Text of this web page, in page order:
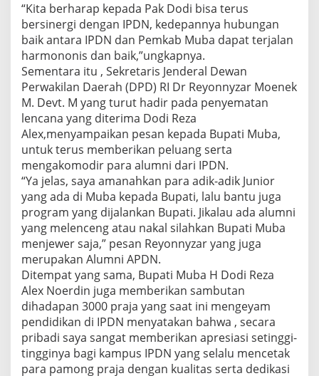
“Kita berharap kepada Pak Dodi bisa terus
bersinergi dengan IPDN, kedepannya hubungan
baik antara IPDN dan Pemkab Muba dapat terjalan
harmononis dan baik,”ungkapnya.
Sementara itu , Sekretaris Jenderal Dewan
Perwakilan Daerah (DPD) RI Dr Reyonnyzar Moenek
M. Devt. M yang turut hadir pada penyematan
lencana yang diterima Dodi Reza
Alex,menyampaikan pesan kepada Bupati Muba,
untuk terus memberikan peluang serta
mengakomodir para alumni dari IPDN.
“Ya jelas, saya amanahkan para adik-adik Junior
yang ada di Muba kepada Bupati, lalu bantu juga
program yang dijalankan Bupati. Jikalau ada alumni
yang melenceng atau nakal silahkan Bupati Muba
menjewer saja,” pesan Reyonnyzar yang juga
merupakan Alumni APDN.
Ditempat yang sama, Bupati Muba H Dodi Reza
Alex Noerdin juga memberikan sambutan
dihadapan 3000 praja yang saat ini mengeyam
pendidikan di IPDN menyatakan bahwa , secara
pribadi saya sangat memberikan apresiasi setinggi-
tingginya bagi kampus IPDN yang selalu mencetak
para pamong praja dengan kualitas serta dedikasi